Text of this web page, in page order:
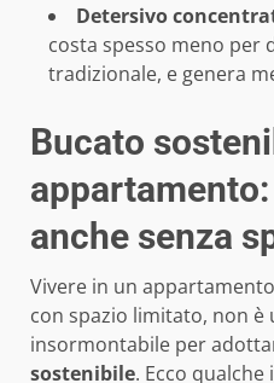
Detersivo
costa spesso meno per
tradizionale, e genera
Bucato
anche senza
Vivere in un
con spazio limitato, non è
insormontabile per
sostenibile. Ecco